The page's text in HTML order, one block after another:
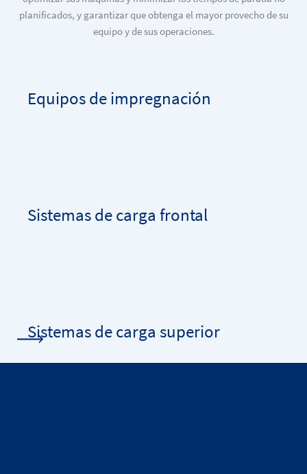
planificados, y garantizar que obtenga el mayor provecho de su
equipo y de sus operaciones.
Equipos de impregnación
Sistemas de carga frontal
Sistemas de carga superior